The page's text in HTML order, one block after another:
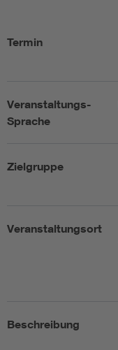
Energy efficiency
Functional safety
Termin
Veranstaltungs-
Sprache
Zielgruppe
Veranstaltungsort
Beschreibung